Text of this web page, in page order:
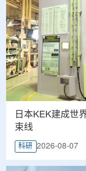
日本KEK建成世
束线
科研 2026-08-07